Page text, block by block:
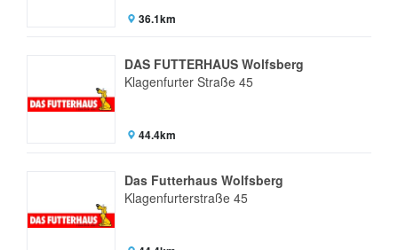
36.1km
DAS FUTTERHAUS Wolfsberg
Klagenfurter Straße 45
44.4km
Das Futterhaus Wolfsberg
Klagenfurterstraße 45